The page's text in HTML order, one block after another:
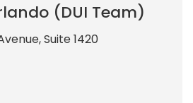
(DUI Team)
Suite 1420